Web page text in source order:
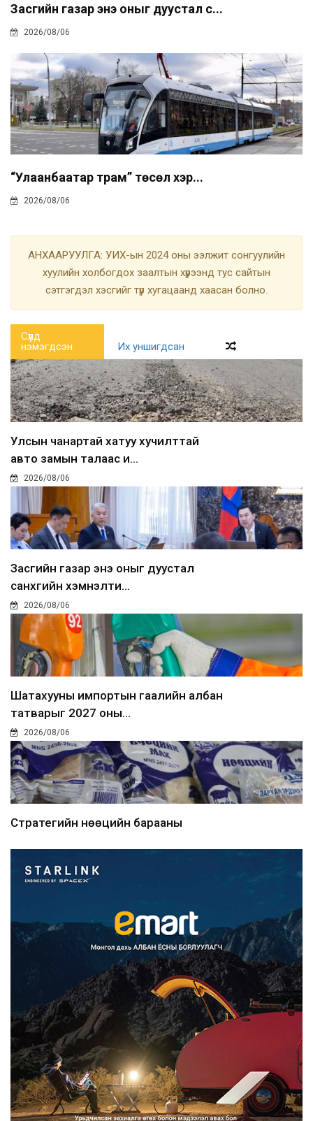
Засгийн газар энэ оныг дуустал с...
2026/08/06
“Улаанбаатар трам” төсөл хэр...
2026/08/06
АНХААРУУЛГА: УИХ-ын 2024 оны ээлжит сонгуулийн
хуулийн холбогдох заалтын хүрээнд тус сайтын
сэтгэгдэл хэсгийг түр хугацаанд хаасан болно.
Сүүлд
нэмэгдсэн
Их уншигдсан
Улсын чанартай хатуу хучилттай
авто замын талаас и...
2026/08/06
Засгийн газар энэ оныг дуустал
санхүүгийн хэмнэлти...
2026/08/06
Шатахууны импортын гаалийн албан
татварыг 2027 оны...
2026/08/06
Стратегийн нөөцийн барааны
Монгол Улс COP17 бага хуралд 6.5
тэрбум ам.доллары...
2026/08/06
“Улаанбаатар трам” төсөл
хэрэгжсэнээр жилд 446...
2026/08/06